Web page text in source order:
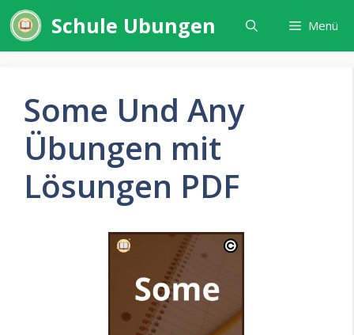
Zum
Inhalt
springen
Schule Ubungen Menü
Some Und Any
Übungen mit
Lösungen PDF